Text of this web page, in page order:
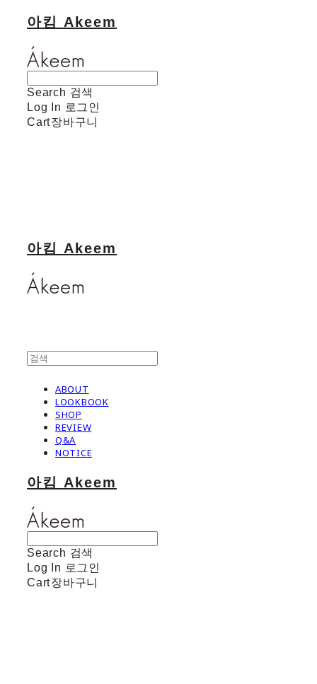
아킴 Akeem
Search 검색
Log In 로그인
Cart장바구니
아킴 Akeem
ABOUT
LOOKBOOK
SHOP
REVIEW
Q&A
NOTICE
아킴 Akeem
Search 검색
Log In 로그인
Cart장바구니